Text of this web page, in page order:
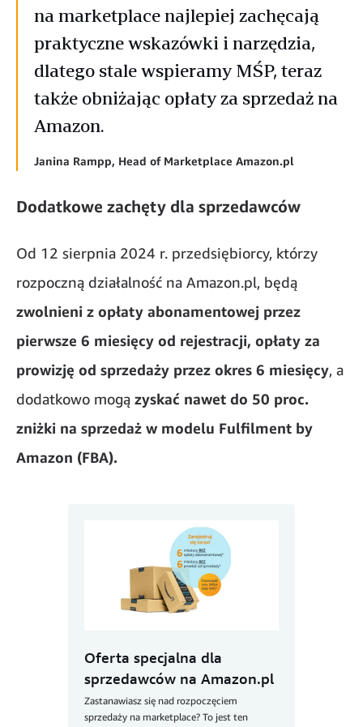
na marketplace najlepiej zachęcają
praktyczne wskazówki i narzędzia,
dlatego stale wspieramy MŚP, teraz
także obniżając opłaty za sprzedaż na
Amazon.
Janina Rampp, Head of Marketplace Amazon.pl
Dodatkowe zachęty dla sprzedawców
Od 12 sierpnia 2024 r. przedsiębiorcy, którzy
rozpoczną działalność na Amazon.pl, będą
zwolnieni z opłaty abonamentowej przez
pierwsze 6 miesięcy od rejestracji, opłaty za
prowizję od sprzedaży przez okres 6 miesięcy, a
dodatkowo mogą zyskać nawet do 50 proc.
zniżki na sprzedaż w modelu Fulfilment by
Amazon (FBA).
Oferta specjalna dla
sprzedawców na Amazon.pl
Zastanawiasz się nad rozpoczęciem
sprzedaży na marketplace? To jest ten